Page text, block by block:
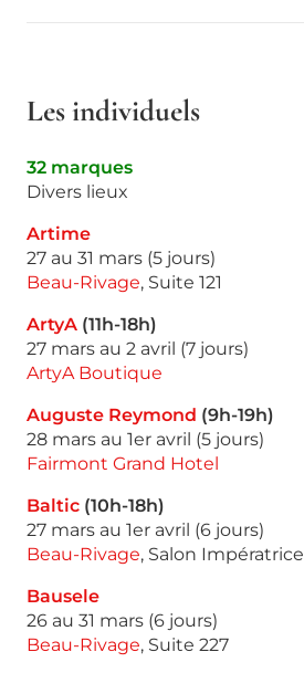
Les individuels
32 marques
Divers lieux
Artime
27 au 31 mars (5 jours)
Beau-Rivage, Suite 121
ArtyA (11h-18h)
27 mars au 2 avril (7 jours)
ArtyA Boutique
Auguste Reymond (9h-19h)
28 mars au 1er avril (5 jours)
Fairmont Grand Hotel
Baltic (10h-18h)
27 mars au 1er avril (6 jours)
Beau-Rivage, Salon Impératrice
Bausele
26 au 31 mars (6 jours)
Beau-Rivage, Suite 227